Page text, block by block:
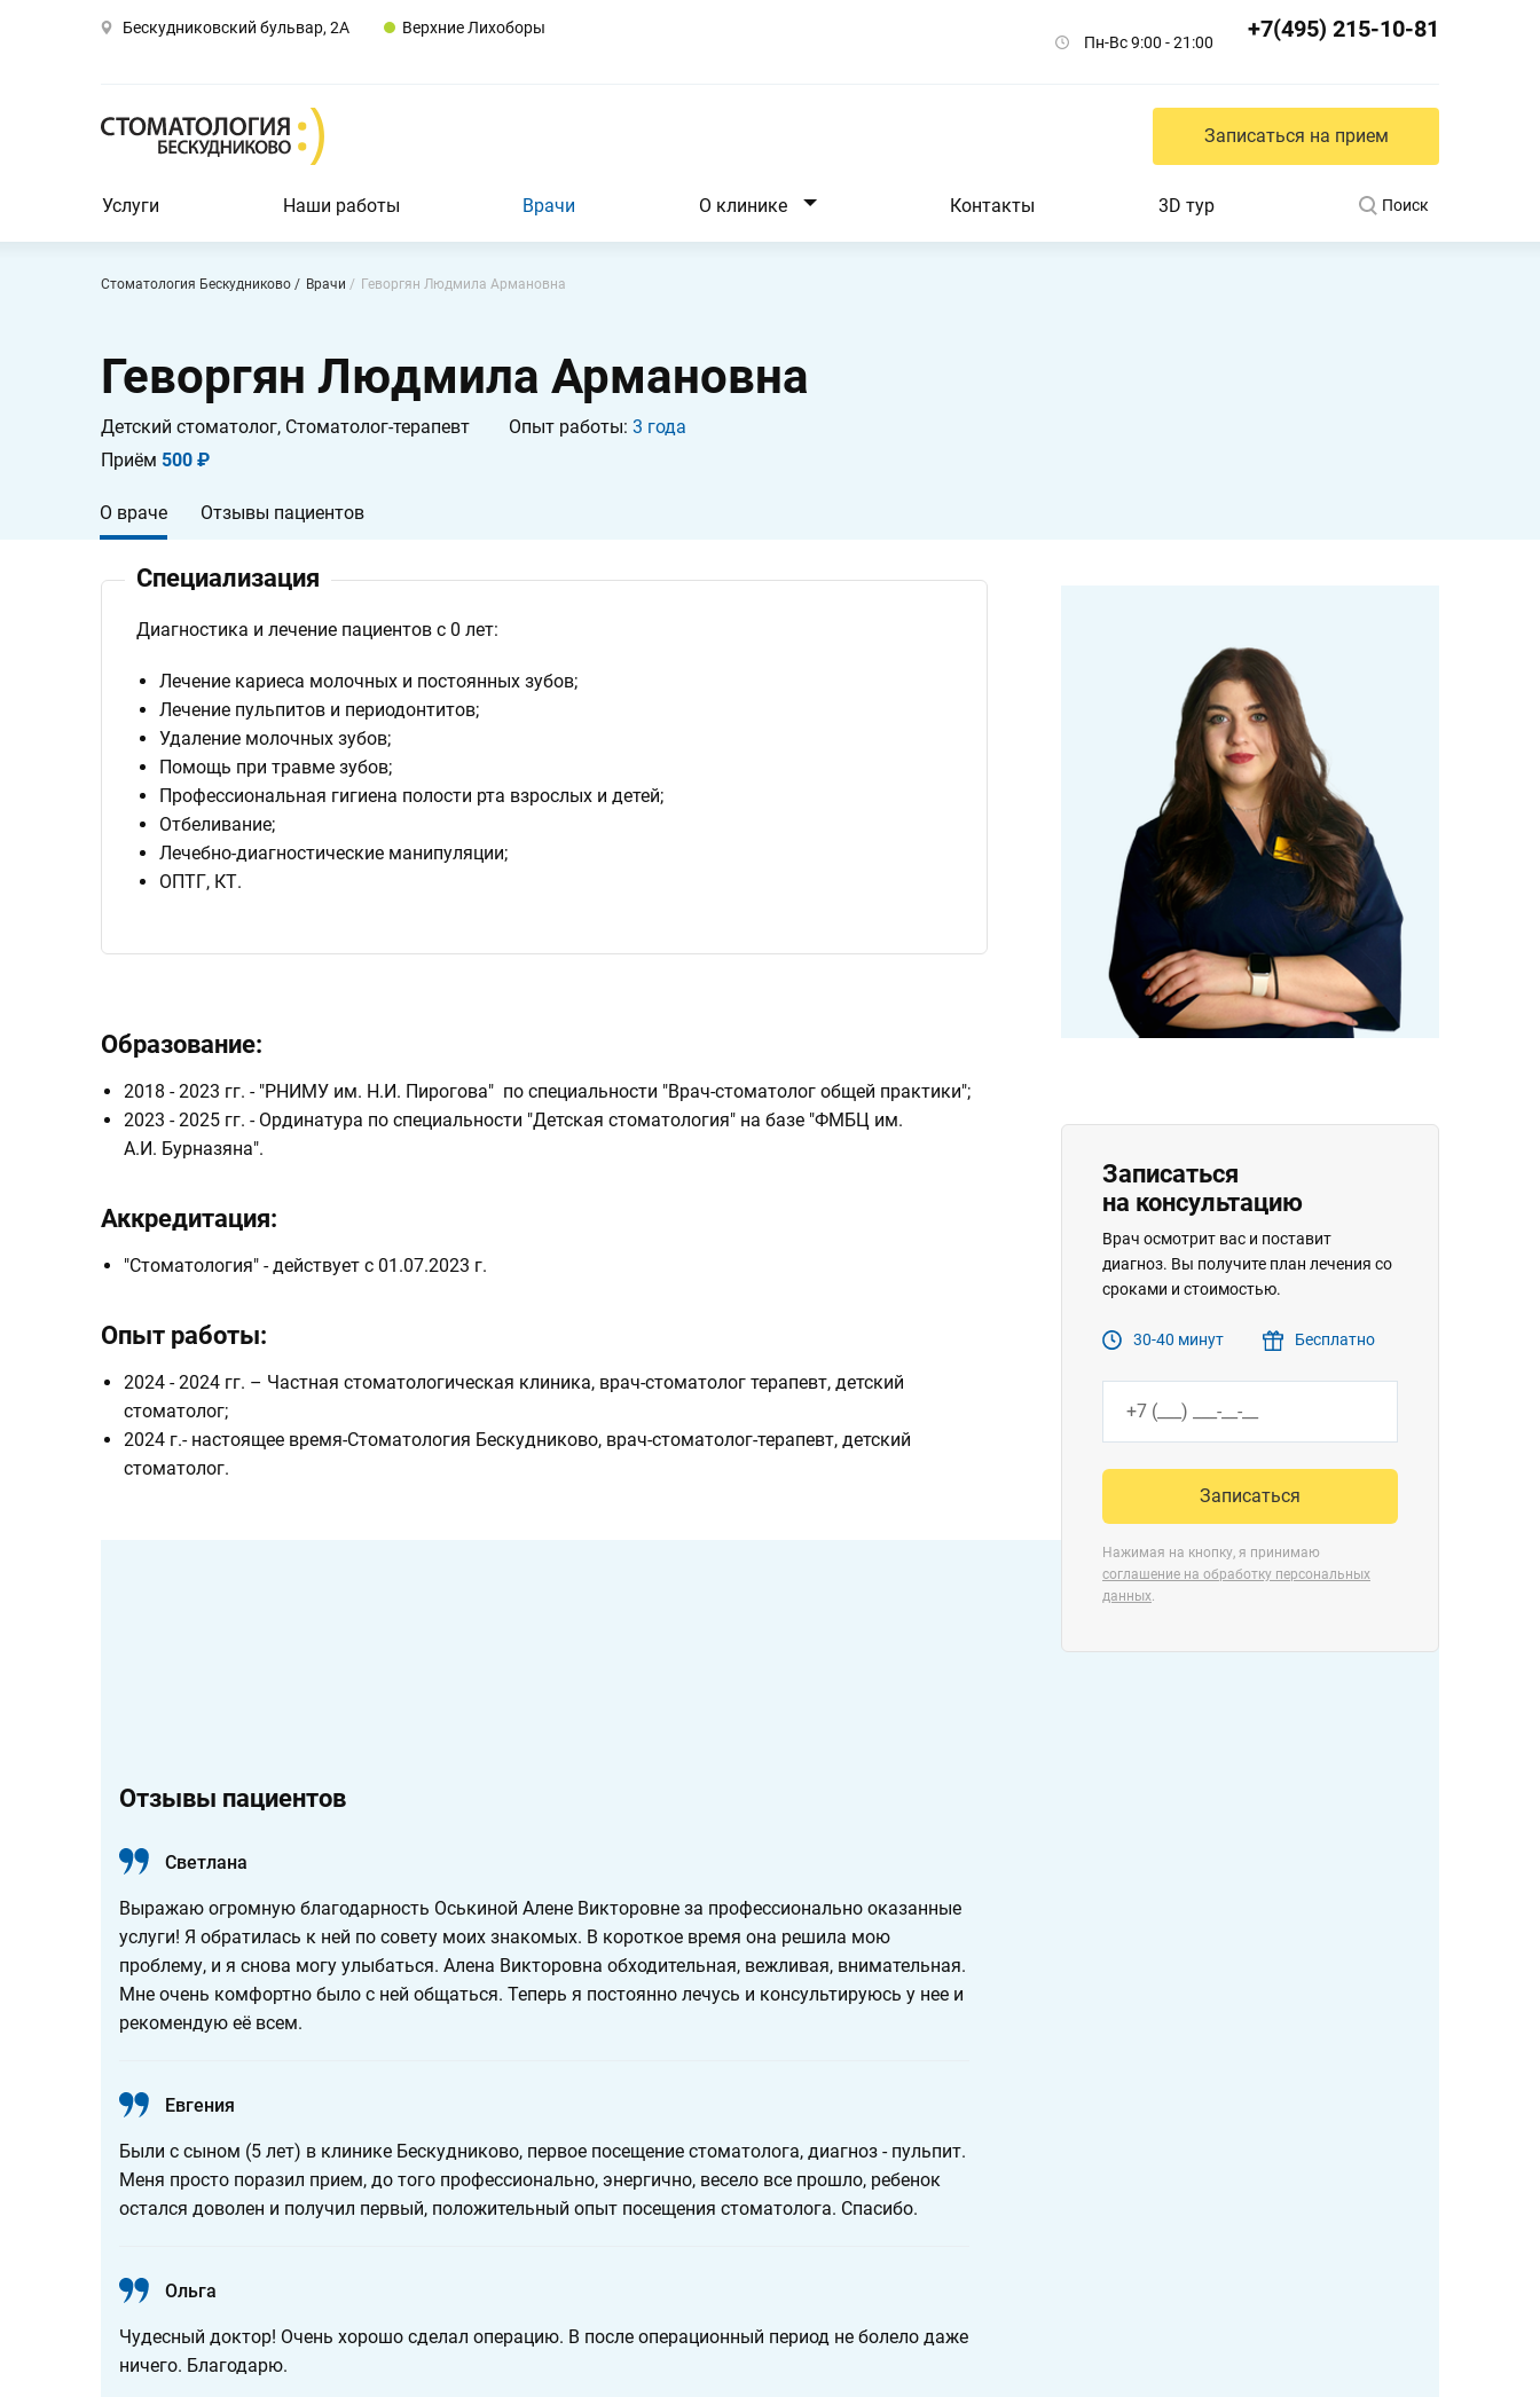
Бескудниковский бульвар, 2А
Верхние Лихоборы
Пн-Вс 9:00 - 21:00
+7(495) 215-10-81
Записаться на прием
Услуги Наши работы Врачи О клинике Контакты 3D тур Поиск
Стоматология Бескудниково Врачи Геворгян Людмила Армановна
О враче Отзывы пациентов
Геворгян Людмила Армановна
Детский стоматолог, Стоматолог-терапевт Опыт работы: 3 года
Приём 500 ₽
Записаться
на консультацию
Врач осмотрит вас и поставит
диагноз. Вы получите план лечения со
сроками и стоимостью.
30-40 минут Бесплатно
Записаться
Нажимая на кнопку, я принимаю
соглашение на обработку персональных
данных
Специализация
Диагностика и лечение пациентов с 0 лет:
Лечение кариеса молочных и постоянных зубов;
Лечение пульпитов и периодонтитов;
Удаление молочных зубов;
Помощь при травме зубов;
Профессиональная гигиена полости рта взрослых и детей;
Отбеливание;
Лечебно-диагностические манипуляции;
ОПТГ, КТ.
Образование:
2018 - 2023 гг. - "РНИМУ им. Н.И. Пирогова" по специальности "Врач-стоматолог общей практики";
2023 - 2025 гг. - Ординатура по специальности "Детская стоматология" на базе "ФМБЦ им.
А.И. Бурназяна".
Аккредитация:
"Стоматология" - действует с 01.07.2023 г.
Опыт работы:
2024 - 2024 гг. – Частная стоматологическая клиника, врач-стоматолог терапевт, детский
стоматолог;
2024 г.- настоящее время-Стоматология Бескудниково, врач-стоматолог-терапевт, детский
стоматолог.
Отзывы пациентов
Светлана
Выражаю огромную благодарность Оськиной Алене Викторовне за профессионально оказанные
услуги! Я обратилась к ней по совету моих знакомых. В короткое время она решила мою
проблему, и я снова могу улыбаться. Алена Викторовна обходительная, вежливая, внимательная.
Мне очень комфортно было с ней общаться. Теперь я постоянно лечусь и консультируюсь у нее и
рекомендую её всем.
Евгения
Были с сыном (5 лет) в клинике Бескудниково, первое посещение стоматолога, диагноз - пульпит.
Меня просто поразил прием, до того профессионально, энергично, весело все прошло, ребенок
остался доволен и получил первый, положительный опыт посещения стоматолога. Спасибо.
Ольга
Чудесный доктор! Очень хорошо сделал операцию. В после операционный период не болело даже
ничего. Благодарю.
бульвар,
клинике